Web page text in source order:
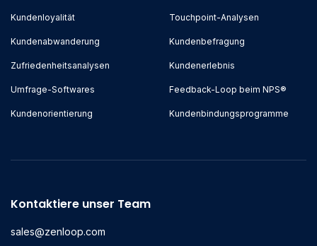
Kundenloyalität
Kundenabwanderung
Zufriedenheitsanalysen
Umfrage-Softwares
Kundenorientierung
Touchpoint-Analysen
Kundenbefragung
Kundenerlebnis
Feedback-Loop beim NPS®
Kundenbindungsprogramme
Kontaktiere unser Team
sales@zenloop.com